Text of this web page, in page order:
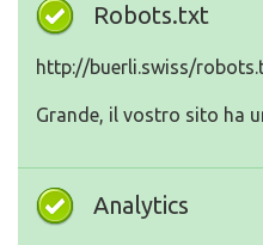
Robots.txt
http://buerli.swiss/
Grande, il vostro sito ha
Analytics